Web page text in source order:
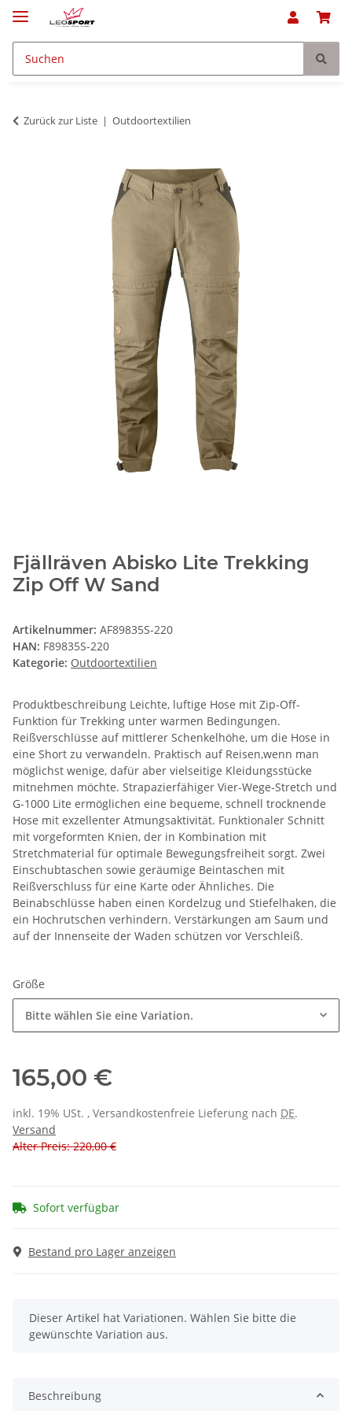
Zurück zur Liste Outdoortextilien
Fjällräven Abisko Lite Trekking
Zip Off W Sand
Artikelnummer: AF89835S-220
HAN: F89835S-220
Kategorie: Outdoortextilien
Produktbeschreibung Leichte, luftige Hose mit Zip-Off-
Funktion für Trekking unter warmen Bedingungen.
Reißverschlüsse auf mittlerer Schenkelhöhe, um die Hose in
eine Short zu verwandeln. Praktisch auf Reisen,wenn man
möglichst wenige, dafür aber vielseitige Kleidungsstücke
mitnehmen möchte. Strapazierfähiger Vier-Wege-Stretch und
G-1000 Lite ermöglichen eine bequeme, schnell trocknende
Hose mit exzellenter Atmungsaktivität. Funktionaler Schnitt
mit vorgeformten Knien, der in Kombination mit
Stretchmaterial für optimale Bewegungsfreiheit sorgt. Zwei
Einschubtaschen sowie geräumige Beintaschen mit
Reißverschluss für eine Karte oder Ähnliches. Die
Beinabschlüsse haben einen Kordelzug und Stiefelhaken, die
ein Hochrutschen verhindern. Verstärkungen am Saum und
auf der Innenseite der Waden schützen vor Verschleiß.
Größe
Bitte wählen Sie eine Variation.
165,00 €
inkl. 19% USt. , Versandkostenfreie Lieferung nach DE.
Versand
Alter Preis: 220,00 €
Sofort verfügbar
Bestand pro Lager anzeigen
x
Dieser Artikel hat Variationen. Wählen Sie bitte die
gewünschte Variation aus.
Beschreibung